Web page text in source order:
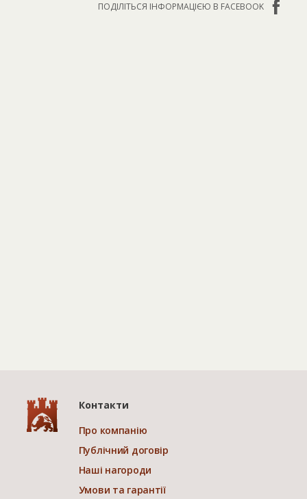
ПОДІЛІТЬСЯ ІНФОРМАЦІЄЮ В FACEBOOK
Контакти
Про компанію
Публічний договір
Наші нагороди
Умови та гарантії